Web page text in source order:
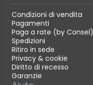
Condizioni di vendita
Pagamenti
Paga a rate (by Consel)
Spedizioni
Ritiro in sede
Privacy & cookie
Diritto di recesso
Garanzie